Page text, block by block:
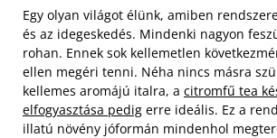
Egy olyan világot élünk, amiben
és az idegeskedés. Mindenki nagyon
rohan. Ennek sok kellemetlen
ellen megéri tenni. Néha nincs másra
kellemes aromájú italra, a citromfű tea
elfogyasztása pedig erre ideális. Ez a
illatú növény jóformán mindenhol